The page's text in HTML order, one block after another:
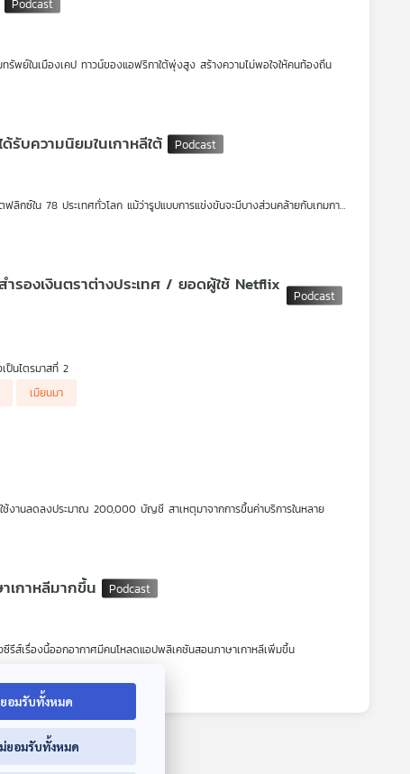
พย์ในเมืองเคป ทาวน์ของแอฟริกาใต้พุ่งสูง สร้างความไม่พอใจให้คนท้องถิ่น
รับความนิยมในเกาหลีใต้
กซ์ใน 78 ประเทศทั่วโลก แม้ว่ารูปแบบการแข่งขันจะมีบางส่วนคล้ายกับเกมการ
รองเงินตราต่างประเทศ / ยอดผู้ใช้ Netflix
ป็นไตรมาสที่ 2
องกันเงินไหลออกนอกประเทศ จะทำให้เกิดผลกระทบต่อประเทศไทยหรือไม่
เมียนมา
งานลดลงประมาณ 200,000 บัญชี สาเหตุมาจากการขึ้นค่าบริการในหลาย
ห้ ทั้ง ๆ ที่เขาร้องขอว่าอย่าจัดให้ เนื่องจากเขามีอาการวิตกวังกล
ษาเกาหลีมากขึ้น
รีส์เรื่องนี้ออกอากาศมีคนโหลดแอปพลิเคชันสอนภาษาเกาหลีเพิ่มขึ้น
ยอมรับทั้งหมด
ยอมรับทั้งหมด